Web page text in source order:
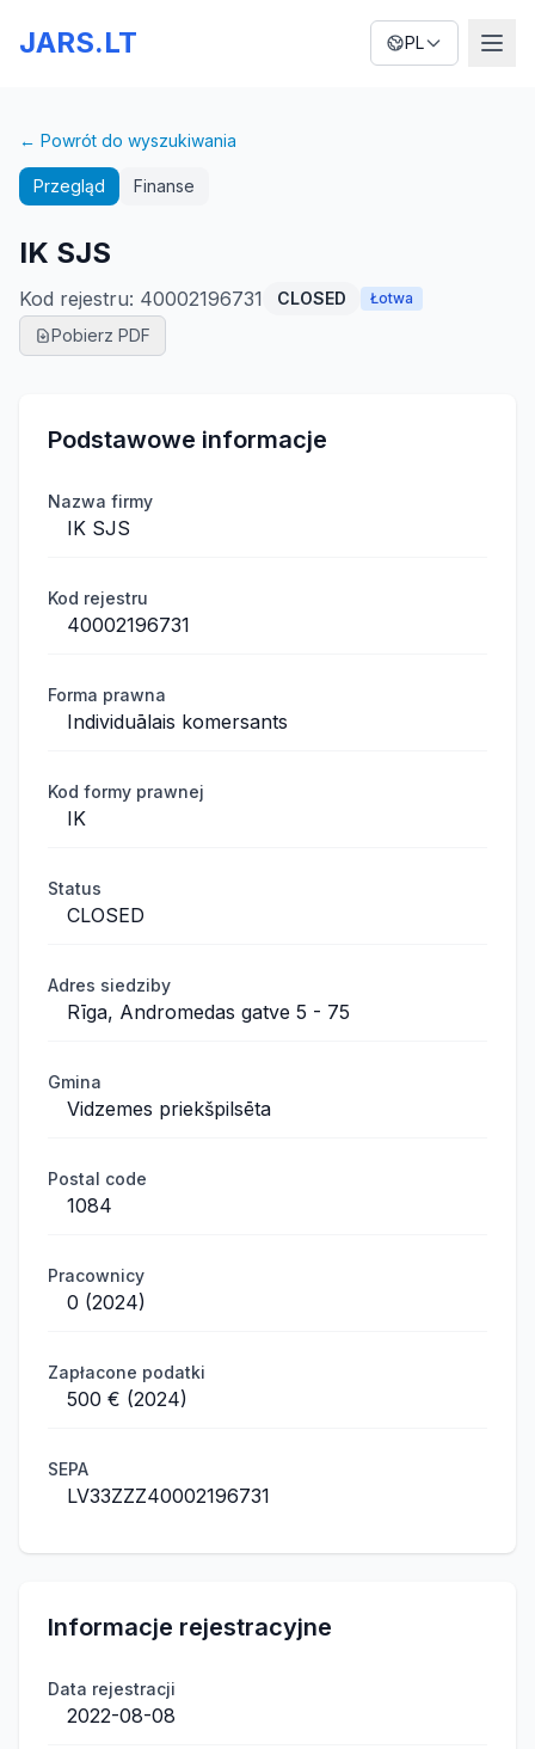
JARS.LT PL
← Powrót do wyszukiwania
Przegląd Finanse
IK SJS
Kod rejestru: 40002196731 CLOSED Łotwa
Pobierz PDF
Podstawowe informacje
Nazwa firmy
IK SJS
Kod rejestru
40002196731
Forma prawna
Individuālais komersants
Kod formy prawnej
IK
Status
CLOSED
Adres siedziby
Rīga, Andromedas gatve 5 - 75
Gmina
Vidzemes priekšpilsēta
Postal code
1084
Pracownicy
0 (2024)
Zapłacone podatki
500 € (2024)
SEPA
LV33ZZZ40002196731
Informacje rejestracyjne
Data rejestracji
2022-08-08